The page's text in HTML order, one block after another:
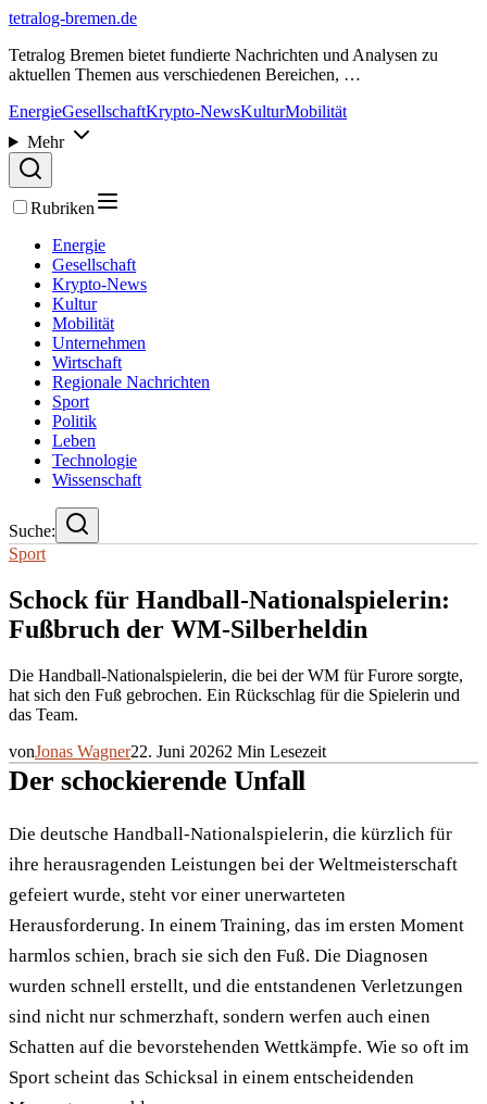
tetralog-bremen.de
Tetralog Bremen bietet fundierte Nachrichten und Analysen zu
aktuellen Themen aus verschiedenen Bereichen, …
EnergieGesellschaftKrypto-NewsKulturMobilität
Mehr
Rubriken
Energie
Gesellschaft
Krypto-News
Kultur
Mobilität
Unternehmen
Wirtschaft
Regionale Nachrichten
Sport
Politik
Leben
Technologie
Wissenschaft
Suche:
Sport
Schock für Handball-Nationalspielerin:
Fußbruch der WM-Silberheldin
Die Handball-Nationalspielerin, die bei der WM für Furore sorgte,
hat sich den Fuß gebrochen. Ein Rückschlag für die Spielerin und
das Team.
vonJonas Wagner22. Juni 20262 Min Lesezeit
Der schockierende Unfall
Die deutsche Handball-Nationalspielerin, die kürzlich für
ihre herausragenden Leistungen bei der Weltmeisterschaft
gefeiert wurde, steht vor einer unerwarteten
Herausforderung. In einem Training, das im ersten Moment
harmlos schien, brach sie sich den Fuß. Die Diagnosen
wurden schnell erstellt, und die entstandenen Verletzungen
sind nicht nur schmerzhaft, sondern werfen auch einen
Schatten auf die bevorstehenden Wettkämpfe. Wie so oft im
Sport scheint das Schicksal in einem entscheidenden